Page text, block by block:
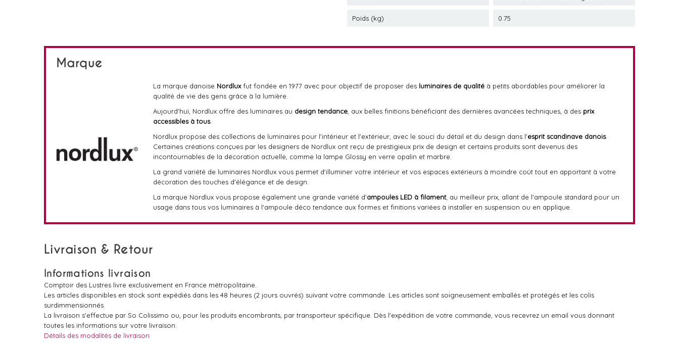
Poids (kg) 0.75
Marque
La marque danoise Nordluxfut fondée en 1977 avec pour objectif de proposer des luminaires de qualité à petits abordables pour améliorer la
qualité de vie des gens grâce à la lumière.
Aujourd'hui, Nordlux offre des luminaires au design tendance , aux belles finitions bénéficiant des dernières avancées techniques, à des prix
accessibles à tous.
Nordlux propose des collections de luminaires pour l'intérieur et l'extérieur, avec le souci du détail et du design dans l'esprit scandinave danois.
Certaines créations conçues par les designers de Nordlux ont reçu de prestigieux prix de design et certains produits sont devenus des
incontournables de la décoration actuelle, comme la lampe Glossy en verre opalin et marbre.
La grand variété de luminaires Nordlux vous permet d'illuminer votre intérieur et vos espaces extérieurs à moindre coût tout en apportant à votre
décoration des touches d'élégance et de design.
La marque Nordlux vous propose également une grande variété d'ampoules LED à filament, au meilleur prix, allant de l'ampoule standard pour un
usage dans tous vos luminaires à l'ampoule déco tendance aux formes et finitions variées à installer en suspension ou en applique.
Livraison & Retour
Informations livraison
Comptoir des Lustres livre exclusivement en France métropolitaine.
Les articles disponibles en stock sont expédiés dans les 48 heures (2 jours ouvrés) suivant votre commande. Les articles sont soigneusement emballés et protégés et les colis
surdimmensionnés.
La livraison s'effectue par So Colissimo ou, pour les produits encombrants, par transporteur spécifique. Dès l'expédition de votre commande, vous recevrez un email vous donnant
toutes les informations sur votre livraison.
Détails des modalités de livraison